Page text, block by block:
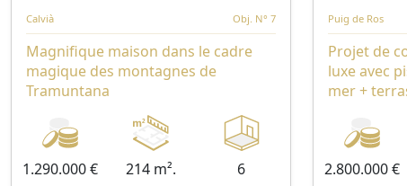
Calvià Obj. N° 7
Magnifique maison dans le cadre
magique des montagnes de
Tramuntana
1.290.000 € 214 m². 6
Puig de Ros
Projet de
luxe avec
mer +
2.800.000 €